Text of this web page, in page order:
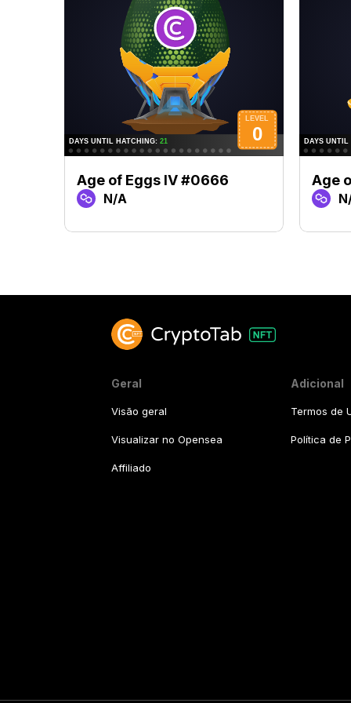
Age of Eggs IV #0666
N/A
Age
Geral
Visão geral
Visualizar no Opensea
Affiliado
Adicional
Termos de
Política de